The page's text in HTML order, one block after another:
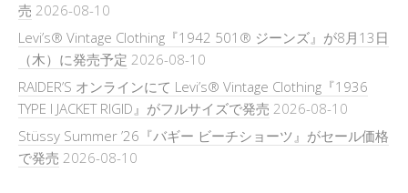
売 2026-08-10
Levi’s® Vintage Clothing『1942 501® ジーンズ』が8月13日
（木）に発売予定 2026-08-10
RAIDER’S オンラインにて Levi’s® Vintage Clothing『1936
TYPE I JACKET RIGID』がフルサイズで発売 2026-08-10
Stüssy Summer ’26『バギー ビーチショーツ』がセール価格
で発売 2026-08-10